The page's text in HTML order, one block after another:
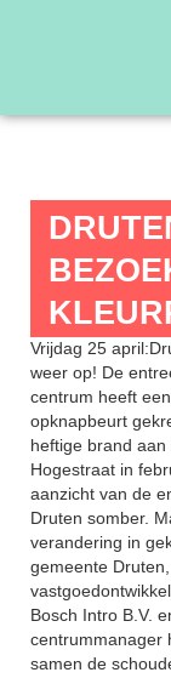
Vrijdag 25
weer op! De
centrum heeft
opknapbeurt
heftige brand aan
Hogestraat in
aanzicht van de
Druten somber.
verandering in
gemeente Druten,
Bosch Intro B.V.
centrummanager
samen de